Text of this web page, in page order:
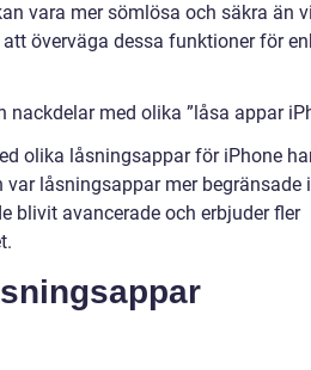
vara mer sömlösa och säkra än
överväga dessa funktioner för
med olika ”låsa appar
olika låsningsappar för iPhone
låsningsappar mer begränsade
blivit avancerade och erbjuder fler